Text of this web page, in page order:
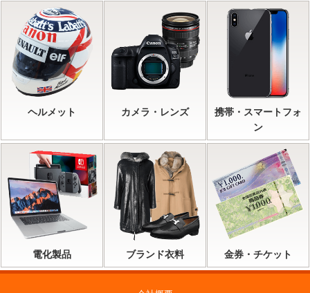
ヘルメット カメラ・レンズ
携帯・スマートフォ
ン
電化製品 ブランド衣料 金券・チケット